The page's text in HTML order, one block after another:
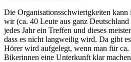
Die Organisationsschwierigkeiten kann
wir (ca. 40 Leute aus ganz
jedes Jahr ein Treffen und dieses
dass es nicht langweilig wird. Da gibt
Hörer wird aufgelegt, wenn man für
Bikerinnen eine Unterkunft klar